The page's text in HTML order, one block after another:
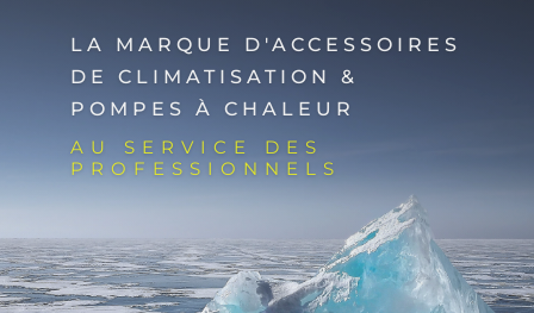
NOUVEAUTÉ
Découvrez les
nouveautés et les
produits phares du
VOIR